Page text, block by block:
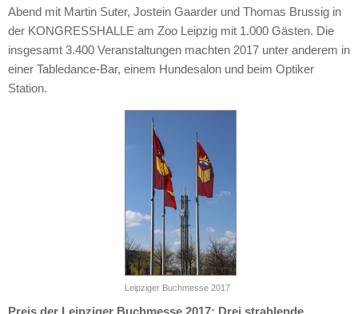
Abend mit Martin Suter, Jostein Gaarder und Thomas Brussig in
der KONGRESSHALLE am Zoo Leipzig mit 1.000 Gästen. Die
insgesamt 3.400 Veranstaltungen machten 2017 unter anderem in
einer Tabledance-Bar, einem Hundesalon und beim Optiker
Station.
Leipziger Buchmesse 2017